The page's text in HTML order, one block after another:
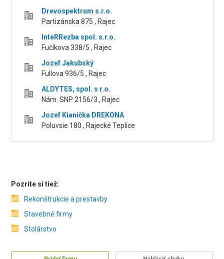
Drevospektrum s.r.o.
Partizánska 875 , Rajec
InteRRezba spol. s.r.o.
Fučíkova 338/5 , Rajec
Jozef Jakubský
Fullova 936/5 , Rajec
ALDYTES, spol. s r.o.
Nám. SNP 2156/3 , Rajec
Jozef Kianička DREKONA
Poluvsie 180 , Rajecké Teplice
Pozrite si tiež:
Rekonštrukcie a prestavby
Stavebné firmy
Stolárstvo